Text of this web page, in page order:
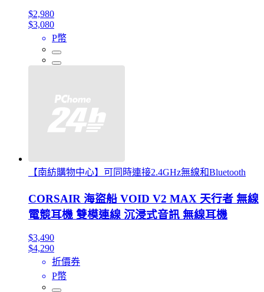
$2,980
$3,080
P幣
【南紡購物中心】可同時連接2.4GHz無線和Bluetooth
CORSAIR 海盜船 VOID V2 MAX 天行者 無線
電競耳機 雙模連線 沉浸式音訊 無線耳機
$3,490
$4,290
折價券
P幣